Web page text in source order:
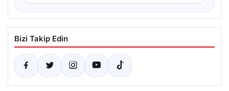
Bizi Takip Edin